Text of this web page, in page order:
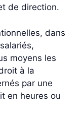
de direction.
dans
moyens les
à la
par une
en heures ou